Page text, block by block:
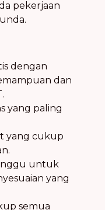
pekerjaan
dengan
dan
yang paling
yang cukup
untuk
yang
semua